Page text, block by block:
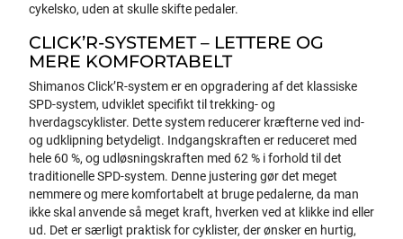
cykelsko, uden at skulle skifte pedaler.
CLICK’R-SYSTEMET – LETTERE OG
MERE KOMFORTABELT
Shimanos Click’R-system er en opgradering af det klassiske
SPD-system, udviklet specifikt til trekking- og
hverdagscyklister. Dette system reducerer kræfterne ved ind-
og udklipning betydeligt. Indgangskraften er reduceret med
hele 60 %, og udløsningskraften med 62 % i forhold til det
traditionelle SPD-system. Denne justering gør det meget
nemmere og mere komfortabelt at bruge pedalerne, da man
ikke skal anvende så meget kraft, hverken ved at klikke ind eller
ud. Det er særligt praktisk for cyklister, der ønsker en hurtig,